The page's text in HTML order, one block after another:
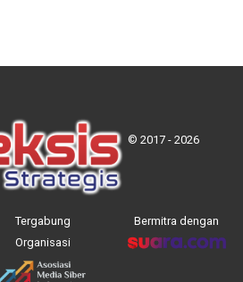
© 2017 - 2026
Tergabung
Organisasi
Bermitra dengan